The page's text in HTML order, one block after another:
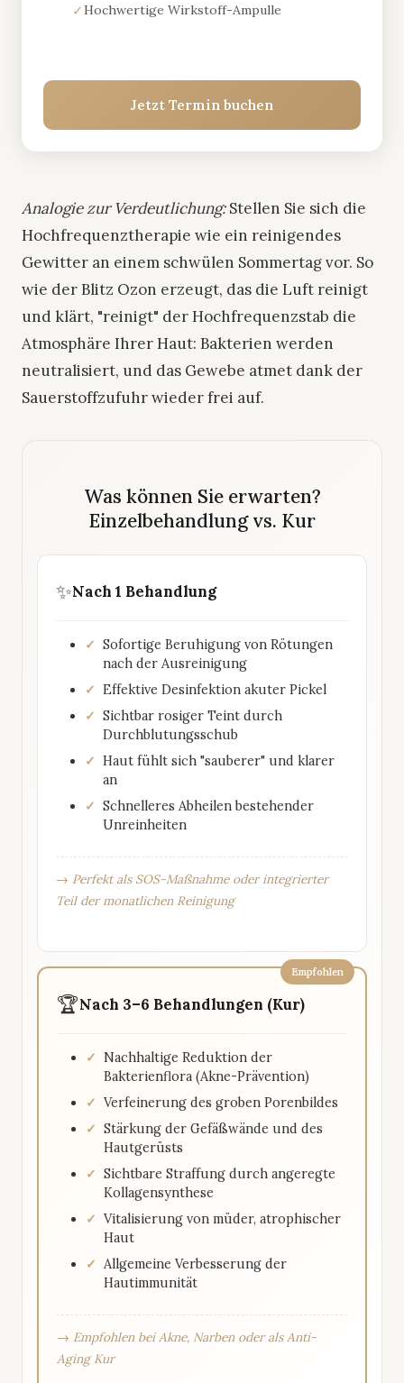
✓Hochwertige Wirkstoff-Ampulle
Jetzt Termin buchen
Analogie zur Verdeutlichung:Stellen Sie sich die
Hochfrequenztherapie wie ein reinigendes
Gewitter an einem schwülen Sommertag vor. So
wie der Blitz Ozon erzeugt, das die Luft reinigt
und klärt, "reinigt" der Hochfrequenzstab die
Atmosphäre Ihrer Haut: Bakterien werden
neutralisiert, und das Gewebe atmet dank der
Sauerstoffzufuhr wieder frei auf.
Was können Sie erwarten?
Einzelbehandlung vs. Kur
✨Nach 1 Behandlung
Sofortige Beruhigung von Rötungen
nach der Ausreinigung
Effektive Desinfektion akuter Pickel
Sichtbar rosiger Teint durch
Durchblutungsschub
Haut fühlt sich "sauberer" und klarer
an
Schnelleres Abheilen bestehender
Unreinheiten
→ Perfekt als SOS-Maßnahme oder integrierter
Teil der monatlichen Reinigung
🏆Nach 3–6 Behandlungen (Kur)
Nachhaltige Reduktion der
Bakterienflora (Akne-Prävention)
Verfeinerung des groben Porenbildes
Stärkung der Gefäßwände und des
Hautgerüsts
Sichtbare Straffung durch angeregte
Kollagensynthese
Vitalisierung von müder, atrophischer
Haut
Allgemeine Verbesserung der
Hautimmunität
→ Empfohlen bei Akne, Narben oder als Anti-
Aging Kur